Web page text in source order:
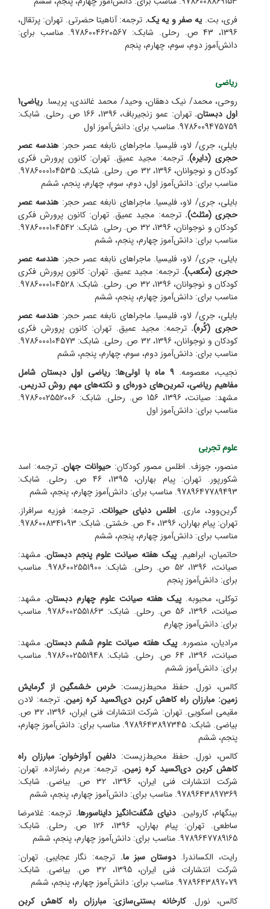
فری، بت. یه صفر و یه یک. ترجمه: آناهیتا حضرتی. تهران: پرتقال،
1396، 43 ص. رحلی. شابک: 9786004620567. مناسب برای:
دانش‌آموز دوم، سوم، چهارم، پنجم
ریاضی
روحی، محمد/ نیک‌ دهقان، وحید/ محمد غالندی، پریسا.
ریاضی1
اول دبستان.
تهران: عمو زنجیرباف، 1396، 166 ص. رحلی. شابک:
9786009475759. مناسب برای: دانش‌آموز اول
بایلی، جری/ لاو، فلیسیا. ماجراهای نابغه عصر حجر: هندسه عصر
حجری (دایره). ترجمه: مجید عمیق. تهران: کانون پرورش فکری
کودکان و نوجوانان، 1396، 32 ص. رحلی. شابک: 9786000104535.
مناسب برای: دانش‌آموز اول، دوم، سوم، چهارم، پنجم، ششم
بایلی، جری/ لاو، فلیسیا. ماجراهای نابغه عصر حجر: هندسه عصر
حجری (مثلث). ترجمه: مجید عمیق. تهران: کانون پرورش فکری
کودکان و نوجوانان، 1396، 32 ص. رحلی. شابک: 9786000104542.
مناسب برای: دانش‌آموز چهارم، پنجم، ششم
بایلی، جری/ لاو، فلیسیا. ماجراهای نابغه عصر حجر: هندسه عصر
حجری (مکعب). ترجمه: مجید عمیق. تهران: کانون پرورش فکری
کودکان و نوجوانان، 1396، 32 ص. رحلی. شابک: 9786000104528.
مناسب برای: دانش‌آموز چهارم، پنجم، ششم
بایلی، جری/ لاو، فلیسیا. ماجراهای نابغه عصر حجر: هندسه عصر
حجری (کُره). ترجمه: مجید عمیق. تهران: کانون پرورش فکری
کودکان و نوجوانان، 1396، 32 ص. رحلی. شابک: 9786000104573.
مناسب برای: دانش‌آموز دوم، سوم، چهارم، پنجم، ششم
نجیب، معصومه.
9 ماه با اولی‌ها: ریاضی اول دبستان شامل
مفاهیم ریاضی، تمرین‌های دوره‌ای و نکته‌های مهم روش تدریس.
مشهد: صیانت، 1396، 156 ص. رحلی. شابک: 9786002552006.
مناسب برای: دانش‌آموز اول
علوم تجربی
منصور، جوزف. اطلس مصور کودکان: حیوانات جهان. ترجمه: اسد
شکورپور. تهران: پیام بهاران، 1395، 46 ص. رحلی. شابک:
9789647789493. مناسب برای: دانش‌آموز چهارم، پنجم، ششم
گرین‌وود، ماری. اطلس دنیای حیوانات. ترجمه: فوزیه سرافراز.
تهران: پیام بهاران، 1396، 40 ص. خشتی. شابک: 9786008341093.
مناسب برای: دانش‌آموز چهارم، پنجم، ششم
حاتمیان، ابراهیم.پیک هفته صیانت علوم پنجم دبستان. مشهد:
صیانت، 1396، 52 ص. رحلی. شابک: 9786002551900. مناسب
برای: دانش‌آموز پنجم
توکلی، محبوبه. پیک هفته صیانت علوم چهارم دبستان. مشهد:
صیانت، 1396، 56 ص. رحلی. شابک: 9786002551863. مناسب
برای: دانش‌آموز چهارم
مرادیان، منصوره. پیک هفته صیانت علوم ششم دبستان. مشهد:
صیانت، 1396، 64 ص. رحلی. شابک: 9786002551948. مناسب
برای: دانش‌آموز ششم
کالس، نورل. حفظ محیط‌زیست: خرس خشمگین از گرمایش
زمین: مبارزان راه کاهش کربن دی‌اکسید کره زمین. ترجمه: لادن
مقیمی اسکویی. تهران: شرکت انتشارات فنی ایران، 1396، 32 ص.
بیاضی. شابک: 9789643897345. مناسب برای: دانش‌آموز چهارم،
پنجم، ششم
کالس، نورل. حفظ محیط‌زیست: دلفین آوازخوان: مبارزان راه
کاهش کربن دی‌اکسید کره زمین. ترجمه: مریم رضازاده. تهران:
شرکت انتشارات فنی ایران، 1396، 32 ص. بیاضی. شابک:
9789643897369. مناسب برای: دانش‌آموز چهارم، پنجم، ششم
بینگهام، کارولین. دنیای شگفت‌انگیز دایناسورها. ترجمه: غلامرضا
ساطعی. تهران: پیام بهاران، 1396، 126 ص. رحلی. شابک:
9789647789165. مناسب برای: دانش‌آموز چهارم، پنجم، ششم
رایت، الکساندرا.دوستان سبز ما. ترجمه: نگار عجایبی. تهران:
شرکت انتشارات فنی ایران، 1395، 32 ص. بیاضی. شابک:
9789643897079. مناسب برای: دانش‌آموز چهارم، پنجم، ششم
کالس، نورل.کارخانه بستنی‌سازی: مبارزان راه کاهش کربن